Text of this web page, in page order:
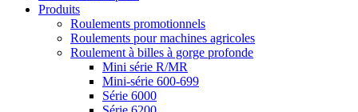
Produits
Roulements promotionnels
Roulements pour machines agricoles
Roulement à billes à gorge profonde
Mini série R/MR
Mini-série 600-699
Série 6000